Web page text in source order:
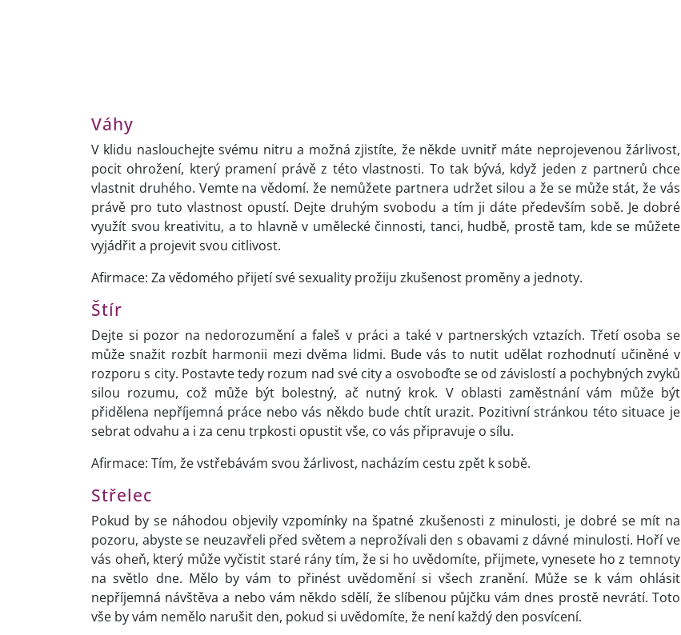
Váhy
V klidu naslouchejte svému nitru a možná zjistíte, že někde uvnitř máte neprojevenou žárlivost,
pocit ohrožení, který pramení právě z této vlastnosti. To tak bývá, když jeden z partnerů chce
vlastnit druhého. Vemte na vědomí. že nemůžete partnera udržet silou a že se může stát, že vás
právě pro tuto vlastnost opustí. Dejte druhým svobodu a tím ji dáte především sobě. Je dobré
využít svou kreativitu, a to hlavně v umělecké činnosti, tanci, hudbě, prostě tam, kde se můžete
vyjádřit a projevit svou citlivost.
Afirmace: Za vědomého přijetí své sexuality prožiju zkušenost proměny a jednoty.
Štír
Dejte si pozor na nedorozumění a faleš v práci a také v partnerských vztazích. Třetí osoba se
může snažit rozbít harmonii mezi dvěma lidmi. Bude vás to nutit udělat rozhodnutí učiněné v
rozporu s city. Postavte tedy rozum nad své city a osvoboďte se od závislostí a pochybných zvyků
silou rozumu, což může být bolestný, ač nutný krok. V oblasti zaměstnání vám může být
přidělena nepříjemná práce nebo vás někdo bude chtít urazit. Pozitivní stránkou této situace je
sebrat odvahu a i za cenu trpkosti opustit vše, co vás připravuje o sílu.
Afirmace: Tím, že vstřebávám svou žárlivost, nacházím cestu zpět k sobě.
Střelec
Pokud by se náhodou objevily vzpomínky na špatné zkušenosti z minulosti, je dobré se mít na
pozoru, abyste se neuzavřeli před světem a neprožívali den s obavami z dávné minulosti. Hoří ve
vás oheň, který může vyčistit staré rány tím, že si ho uvědomíte, přijmete, vynesete ho z temnoty
na světlo dne. Mělo by vám to přinést uvědomění si všech zranění. Může se k vám ohlásit
nepříjemná návštěva a nebo vám někdo sdělí, že slíbenou půjčku vám dnes prostě nevrátí. Toto
vše by vám nemělo narušit den, pokud si uvědomíte, že není každý den posvícení.